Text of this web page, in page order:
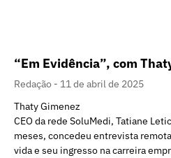
“Em Evidência”, com
Redação
11 de abril de 2025
Thaty Gimenez
CEO da rede SoluMedi, Tatiane
meses, concedeu entrevista
vida e seu ingresso na carreira